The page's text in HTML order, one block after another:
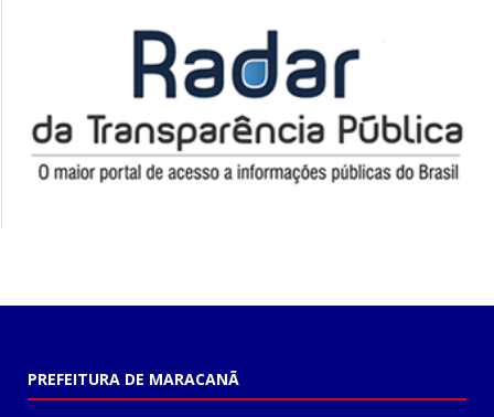
PREFEITURA DE MARACANÃ